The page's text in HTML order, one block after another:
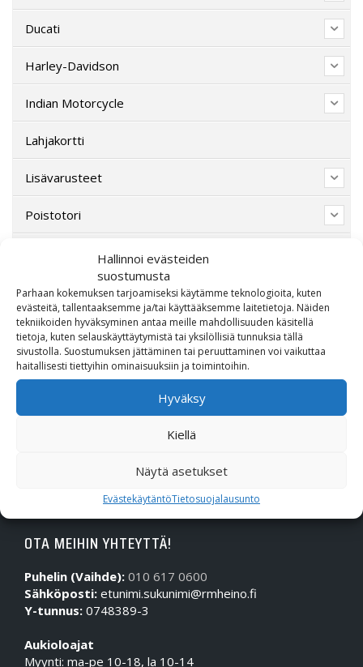
Hallinnoi evästeiden
suostumusta
Parhaan kokemuksen tarjoamiseksi käytämme teknologioita, kuten
evästeitä, tallentaaksemme ja/tai käyttääksemme laitetietoja. Näiden
tekniikoiden hyväksyminen antaa meille mahdollisuuden käsitellä
tietoja, kuten selauskäyttäytymistä tai yksilöllisiä tunnuksia tällä
sivustolla. Suostumuksen jättäminen tai peruuttaminen voi vaikuttaa
haitallisesti tiettyihin ominaisuuksiin ja toimintoihin.
Hyväksy
Kiellä
Näytä asetukset
EvästekäytäntöTietosuojalausunto
Ducati
Harley-Davidson
Indian Motorcycle
Lahjakortti
Lisävarusteet
Poistotori
Suzuki
SW-Motech
Varaosat/Sekalaiset
OTA MEIHIN YHTEYTTÄ!
Puhelin (Vaihde): 010 617 0600
Sähköposti: etunimi.sukunimi@rmheino.fi
Y-tunnus: 0748389-3
Aukioloajat
Myynti: ma-pe 10-18, la 10-14